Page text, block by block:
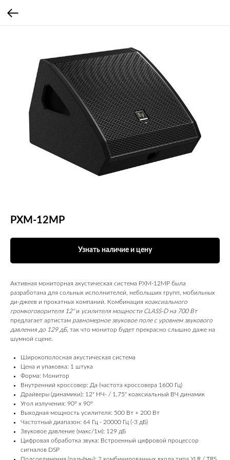
PXM-12MP
Узнать наличие и цену
Активная мониторная акустическая система PXM-12MP была
разработана для сольных исполнителей, небольших групп, мобильных
ди-джеев и прокатных компаний. Комбинация коаксиального
громкоговорителя 12''и усилителя мощности CLASS-D на 700 Вт
предлагает артистам равномерное звуковое поле с уровнем звукового
давления до 129 дБ, так что монитор будет прекрасно слышно даже на
шумной сцене.
Широкополосная акустическая система
Цена и упаковка: 1 штука
Форма: Монитор
Внутренний кроссовер: Да (частота кроссовера 1600 Гц)
Драйверы (динамики): 12" НЧ- / 1,75" коаксиальный ВЧ динамик
Угол излучения: 90° x 90°
Выходная мощность усилителя: 500 Вт + 200 Вт
Частотный диапазон: 64 Гц - 20000 Гц (-3 дБ)
Звуковое давление (макс/1м): 129 дБ
Цифровая обработка звука: Встроенный цифровой процессор
сигналов DSP